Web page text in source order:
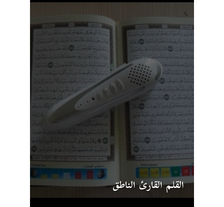
القلم القارئ الناطق